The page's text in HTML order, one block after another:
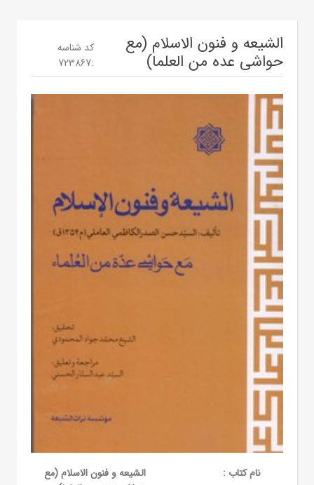
الشیعه و فنون الاسلام (مع
حواشی عده من العلما)
کد شناسه
:
723867
نام کتاب :
الشیعه و فنون الاسلام (مع